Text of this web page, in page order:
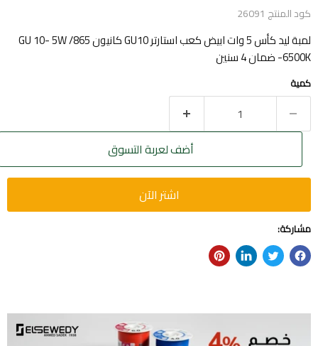
كود المنتج 26091
لمبة ليد كأس 5 وات ابيض كعب استارتر GU10 كانيون GU 10- 5W /865
-6500K ضمان 4 سنين
كمية
أضف لعربة التسوق
اشتر الآن
مشاركة: